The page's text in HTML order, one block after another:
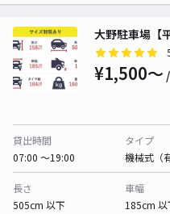
大野駐車場【
¥1,500〜
貸出時間
07:00 〜19:00
タイプ
機械式（
長さ
505cm 以下
車幅
185cm 以